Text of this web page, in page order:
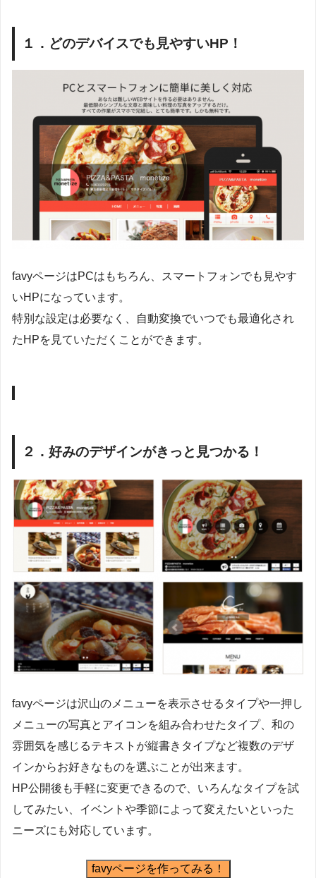
１．どのデバイスでも見やすいHP！
favyページはPCはもちろん、スマートフォンでも見やす
いHPになっています。
特別な設定は必要なく、自動変換でいつでも最適化され
たHPを見ていただくことができます。
２．好みのデザインがきっと見つかる！
favyページは沢山のメニューを表示させるタイプや一押し
メニューの写真とアイコンを組み合わせたタイプ、和の
雰囲気を感じるテキストが縦書きタイプなど複数のデザ
インからお好きなものを選ぶことが出来ます。
HP公開後も手軽に変更できるので、いろんなタイプを試
してみたい、イベントや季節によって変えたいといった
ニーズにも対応しています。
favyページを作ってみる！